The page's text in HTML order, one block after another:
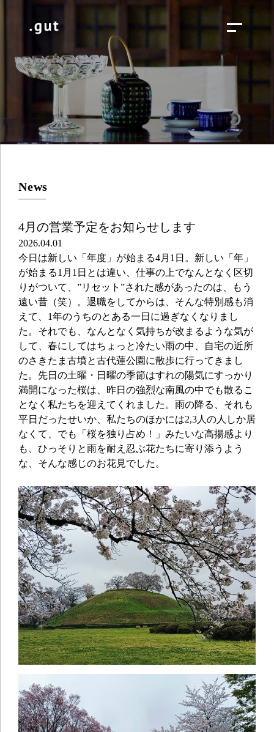
News
4月の営業予定をお知らせします
2026.04.01
今日は新しい「年度」が始まる4月1日。新しい「年」
が始まる1月1日とは違い、仕事の上でなんとなく区切
りがついて、”リセット”された感があったのは、もう
遠い昔（笑）。退職をしてからは、そんな特別感も消
えて、1年のうちのとある一日に過ぎなくなりまし
た。それでも、なんとなく気持ちが改まるような気が
して、春にしてはちょっと冷たい雨の中、自宅の近所
のさきたま古墳と古代蓮公園に散歩に行ってきまし
た。先日の土曜・日曜の季節はすれの陽気にすっかり
満開になった桜は、昨日の強烈な南風の中でも散るこ
となく私たちを迎えてくれました。雨の降る、それも
平日だったせいか、私たちのほかには2,3人の人しか居
なくて、でも「桜を独り占め！」みたいな高揚感より
も、ひっそりと雨を耐え忍ぶ花たちに寄り添うよう
な、そんな感じのお花見でした。